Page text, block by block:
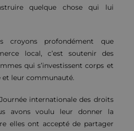
quelque chose qui lui
croyons profondément que
local, c’est soutenir des
qui s’investissent corps et
et leur communauté.
internationale des droits
avons voulu leur donner la
elles ont accepté de partager